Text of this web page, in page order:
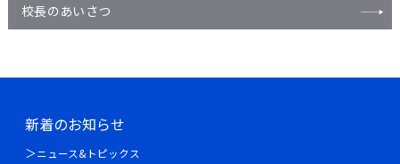
校長のあいさつ
新着のお知らせ
ニュース&トピックス